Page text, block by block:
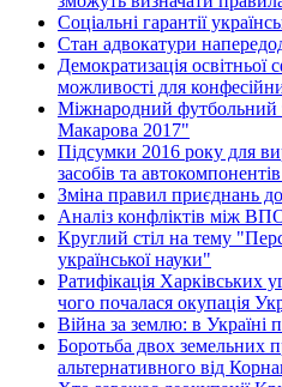
Соціальні гарантії
Стан адвокатури
Демократизація освітньої
можливості для
Міжнародний футбольний
Макарова 2017"
Підсумки 2016 року для
засобів та
Зміна правил приєднань
Аналіз конфліктів між
Круглий стіл на тему
української науки"
Ратифікація Харківських
чого почалася окупація
Війна за землю: в Україні
Боротьба двох земельних
альтернативного від